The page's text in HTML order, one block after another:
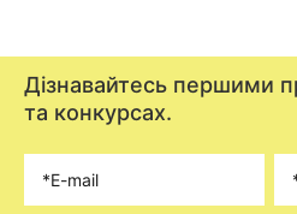
Дізнавайтесь першими
та конкурсах.